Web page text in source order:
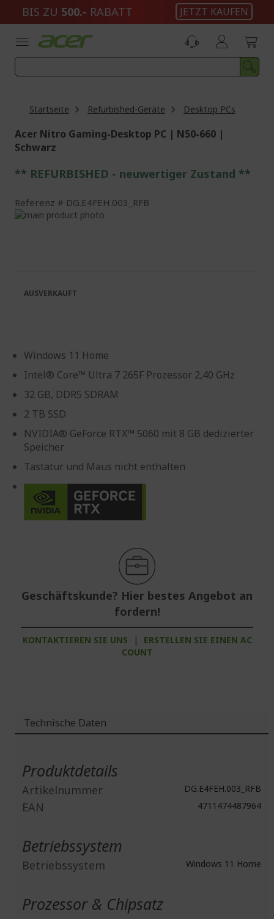
BIS ZU 500.- RABATT JETZT KAUFEN
Startseite Refurbished-Geräte Desktop PCs
Acer Nitro Gaming-Desktop PC | N50-660 |
Schwarz
** REFURBISHED - neuwertiger Zustand **
Referenz DG.E4FEH.003_RFB
Zum
Windows 11 Home
Intel® Core™ Ultra 7 265F Prozessor 2,40 GHz
32 GB, DDR5 SDRAM
2 TB SSD
NVIDIA® GeForce RTX™ 5060 mit 8 GB dedizierter
Speicher
Tastatur und Maus nicht enthalten
Geschäftskunde? Hier bestes Angebot an
fordern!
KONTAKTIEREN SIE UNS |
ERSTELLEN SIE EINEN AC
COUNT
AUSVERKAUFT
Technische Daten
Produktdetails
Artikelnummer DG.E4FEH.003_RFB
EAN 4711474487964
Betriebssystem
Betriebssystem Windows 11 Home
Prozessor & Chipsatz